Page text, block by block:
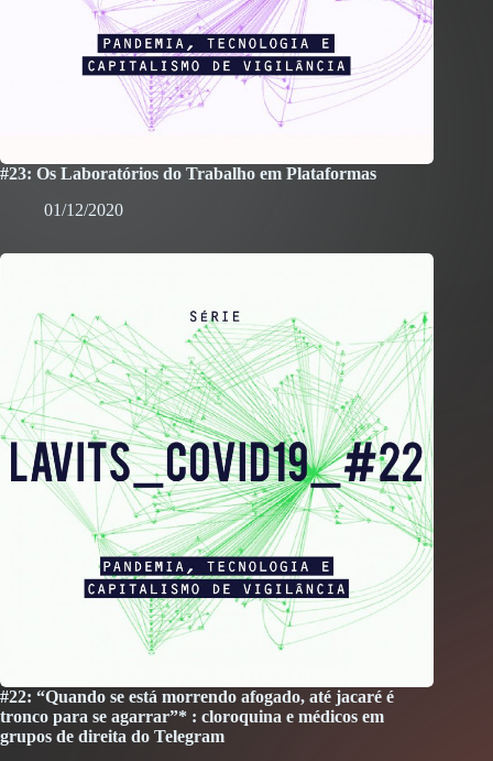
#23: Os Laboratórios do Trabalho em Plataformas
01/12/2020
#22: “Quando se está morrendo afogado, até jacaré é
tronco para se agarrar”* : cloroquina e médicos em
grupos de direita do Telegram